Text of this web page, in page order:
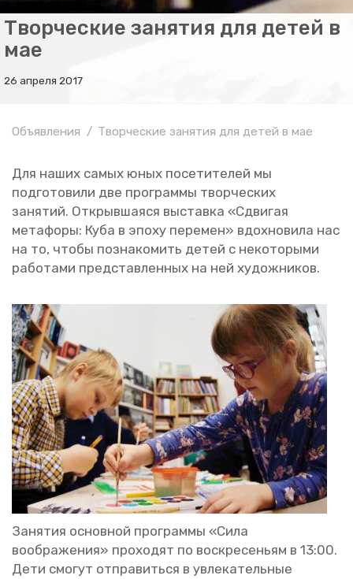
Творческие занятия для детей в
мае
26 апреля 2017
Объявления Творческие занятия для детей в мае
Для наших самых юных по­се­ти­те­лей мы
под­го­то­ви­ли две про­грам­мы твор­че­ских
за­ня­тий. От­крыв­ша­я­ся вы­став­ка «Сдви­гая
ме­та­фо­ры: Куба в эпоху пе­ре­мен» вдох­но­ви­ла нас
на то, чтобы по­зна­ко­мить детей с неко­то­ры­ми
ра­бо­та­ми пред­став­лен­ных на ней ху­дож­ни­ков.
За­ня­тия ос­нов­ной про­грам­мы «Сила
во­об­ра­же­ния» про­хо­дят по вос­кре­се­ньям в 13:00.
Дети смо­гут от­пра­вить­ся в увле­ка­тель­ные